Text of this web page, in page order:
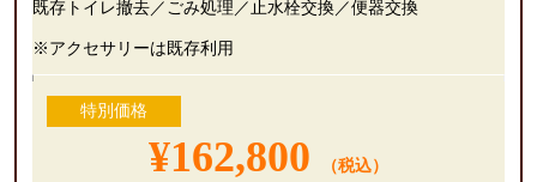
既存トイレ撤去／ごみ処理／止水栓交換／便器交換
※アクセサリーは既存利用
特別価格
¥162,800
（税込）